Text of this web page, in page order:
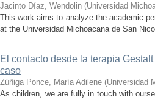
Jacinto Díaz, Wendolin (Universidad
This work aims to analyze the academic
at the Universidad Michoacana de San
El contacto desde la terapia
caso
Zúñiga Ponce, María Adilene (Universidad
As children, we are fully in touch with